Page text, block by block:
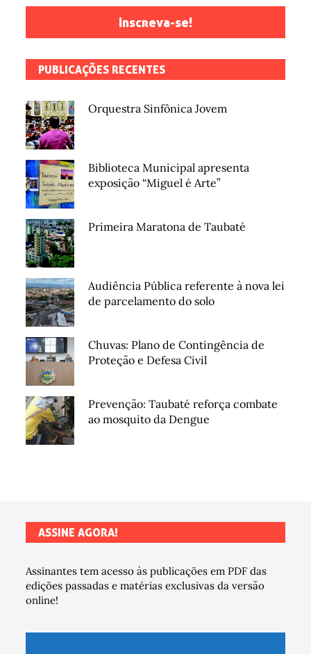
Inscreva-se!
PUBLICAÇÕES RECENTES
Orquestra Sinfônica Jovem
Biblioteca Municipal apresenta
exposição “Miguel é Arte”
Primeira Maratona de Taubaté
Audiência Pública referente à nova lei
de parcelamento do solo
Chuvas: Plano de Contingência de
Proteção e Defesa Civil
Prevenção: Taubaté reforça combate
ao mosquito da Dengue
ASSINE AGORA!
Assinantes tem acesso às publicações em PDF das
edições passadas e matérias exclusivas da versão
online!